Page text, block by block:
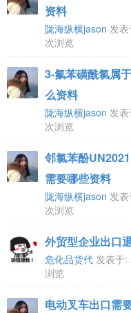
资料
陇海纵横jason 发
次浏览
3-氟苯磺酰氯属
么资料
陇海纵横jason 发
次浏览
邻氯苯酚
需要哪些资料
陇海纵横jason 发
次浏览
外贸型企业出口
危化品货代 发表于:
浏览
电动叉车出口需